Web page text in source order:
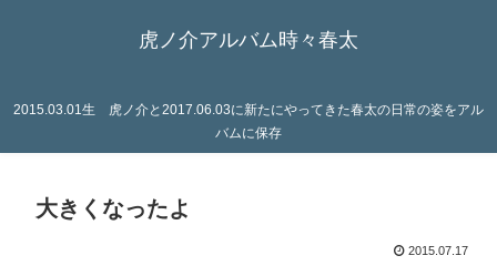
虎ノ介アルバム時々春太
2015.03.01生 虎ノ介と2017.06.03に新たにやってきた春太の日常の姿をアル
バムに保存
大きくなったよ
2015.07.17